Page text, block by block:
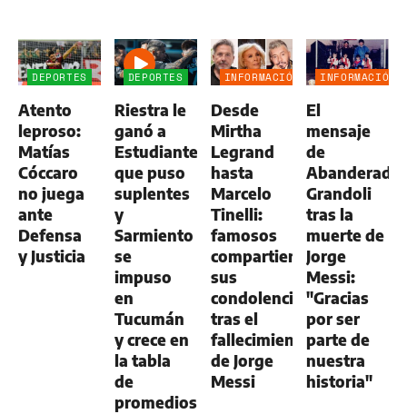
DEPORTES
Atento
leproso:
Matías
Cóccaro
no juega
ante
Defensa
y Justicia
DEPORTES
Riestra le
ganó a
Estudiantes,
que puso
suplentes
y
Sarmiento
se
impuso
en
Tucumán
y crece en
la tabla
de
promedios
INFORMACIÓN
Desde
Mirtha
Legrand
hasta
Marcelo
Tinelli:
famosos
compartieron
sus
condolencias
tras el
fallecimiento
de Jorge
Messi
INFORMACIÓN
El
mensaje
de
Abanderado
Grandoli
tras la
muerte de
Jorge
Messi:
"Gracias
por ser
parte de
nuestra
historia"